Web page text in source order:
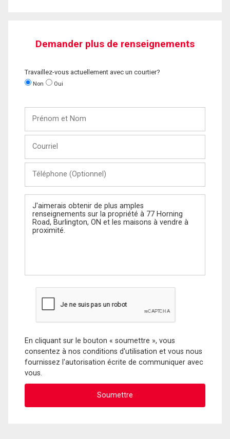
Demander plus de renseignements
Travaillez-vous actuellement avec un courtier?
Non Oui
Nom
(Optionnel)
Message
En cliquant sur le bouton « soumettre », vous
consentez à nos conditions d'utilisation et vous nous
fournissez l'autorisation écrite de communiquer avec
vous.